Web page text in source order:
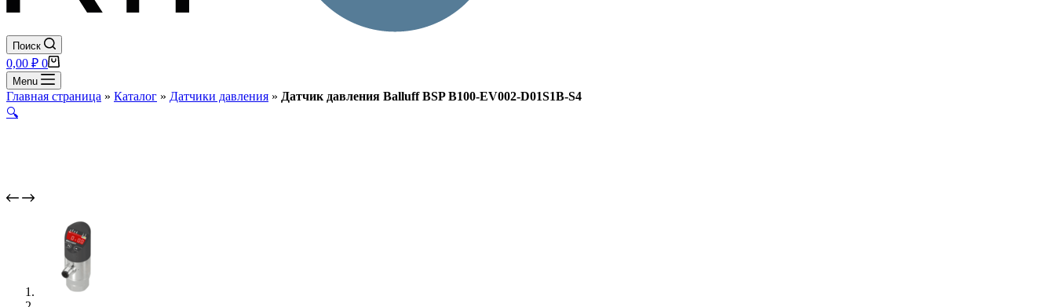
Поиск
Корзина
0,00 ₽ 0
Menu
Главная страница » Каталог » Датчики давления » Датчик давления Balluff BSP B100-EV002-D01S1B-S4
🔍